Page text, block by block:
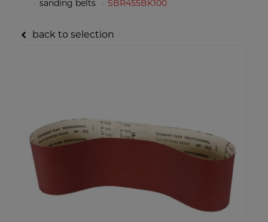
sanding belts
SBR455BK100
back to selection